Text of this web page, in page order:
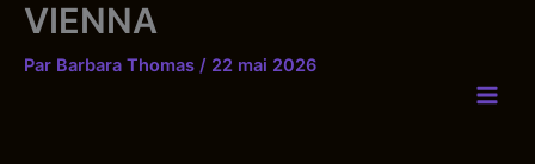
Aller
contenu
VIENNA
Par Barbara Thomas / 22 mai 2026